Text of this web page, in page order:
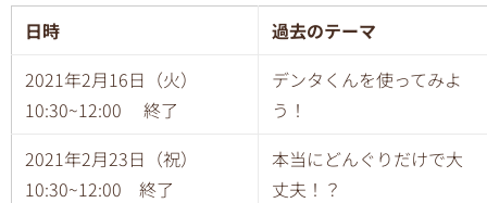
日時
過去のテーマ
2021年2月16日（火）
10:30~12:00 終了
デンタくんを使ってみよ
う！
2021年2月23日（祝）
10:30~12:00 終了
本当にどんぐりだけで大
丈夫！？